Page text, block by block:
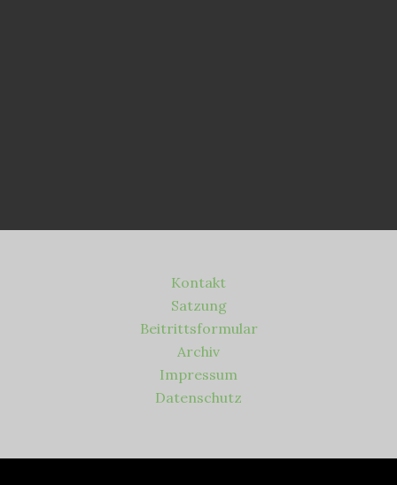
Kontakt
Satzung
Beitrittsformular
Archiv
Impressum
Datenschutz